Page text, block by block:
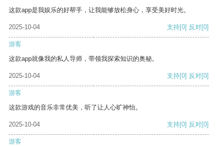
这款app是我娱乐的好帮手，让我能够放松身心，享受美好时光。
2025-10-04 支持[0] 反对[0]
游客
这款app就像我的私人导师，带领我探索知识的奥秘。
2025-10-04 支持[0] 反对[0]
游客
这款游戏的音乐非常优美，听了让人心旷神怡。
2025-10-04 支持[0] 反对[0]
游客